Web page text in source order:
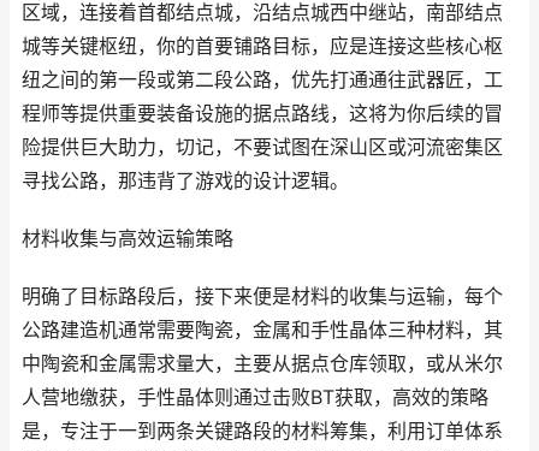
区域，连接着首都结点城，沿结点城西中继站，南部结点
城等关键枢纽，你的首要铺路目标，应是连接这些核心枢
纽之间的第一段或第二段公路，优先打通通往武器匠，工
程师等提供重要装备设施的据点路线，这将为你后续的冒
险提供巨大助力，切记，不要试图在深山区或河流密集区
寻找公路，那违背了游戏的设计逻辑。
材料收集与高效运输策略
明确了目标路段后，接下来便是材料的收集与运输，每个
公路建造机通常需要陶瓷，金属和手性晶体三种材料，其
中陶瓷和金属需求量大，主要从据点仓库领取，或从米尔
人营地缴获，手性晶体则通过击败BT获取，高效的策略
是，专注于一到两条关键路段的材料筹集，利用订单体系